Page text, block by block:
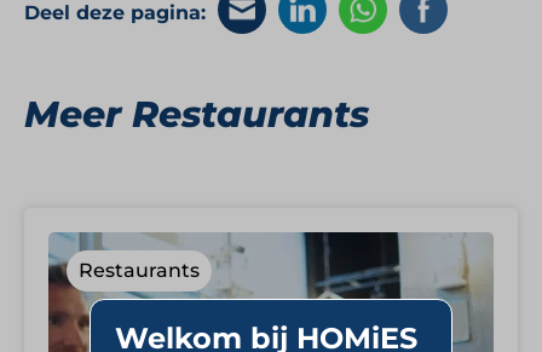
Deel deze pagina:
Meer Restaurants
Restaurants
Welkom bij HOMiES